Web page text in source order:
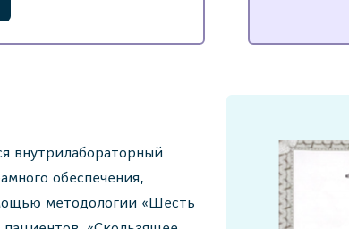
внутрилабораторный
обеспечения,
методологии «Шесть